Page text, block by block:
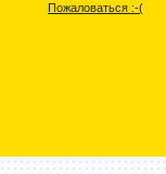
Пожаловаться :-(